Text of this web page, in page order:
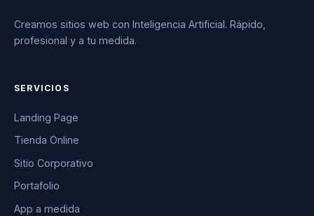
Creamos sitios web con Inteligencia Artificial. Rápido,
profesional y a tu medida.
SERVICIOS
Landing Page
Tienda Online
Sitio Corporativo
Portafolio
App a medida